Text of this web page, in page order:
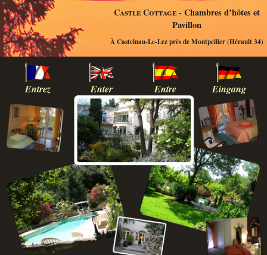
Castle Cottage- Chambres d’hôtes et
Pavillon
À Castelnau-Le-Lez près de Montpellier (Hérault 34)
Entrez Enter Entre Eingang